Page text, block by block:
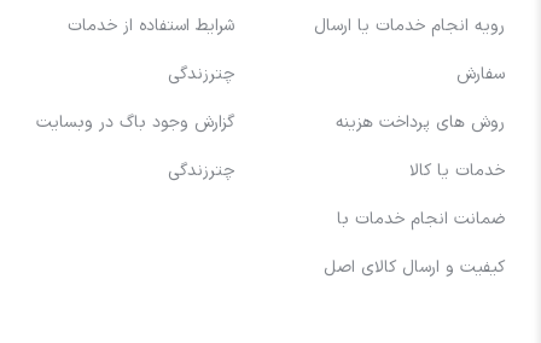
رویه انجام خدمات یا ارسال
سفارش
روش های پرداخت هزینه
خدمات یا کالا
ضمانت انجام خدمات با
کیفیت و ارسال کالای اصل
شرایط استفاده از خدمات
چترزندگی
گزارش وجود باگ در وبسایت
چترزندگی